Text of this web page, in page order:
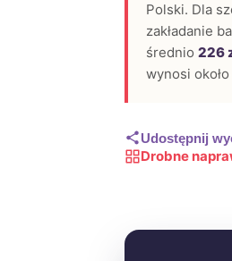
Polski. Dla
zakładanie
średnio 226
wynosi około
Udostępnij
Drobne